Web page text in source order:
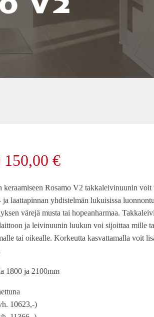
150,00 €Nykyinen
hinta
on:
10
keraamiseen Rosamo V2 takkaleivinuunin voit
laattapinnan yhdistelmän lukuisissa
värejä musta tai hopeanharmaa.
ja leivinuunin luukun voi sijoittaa mille
tai oikealle. Korkeutta kasvattamalla voit
1800 ja 2100mm
10623,-)